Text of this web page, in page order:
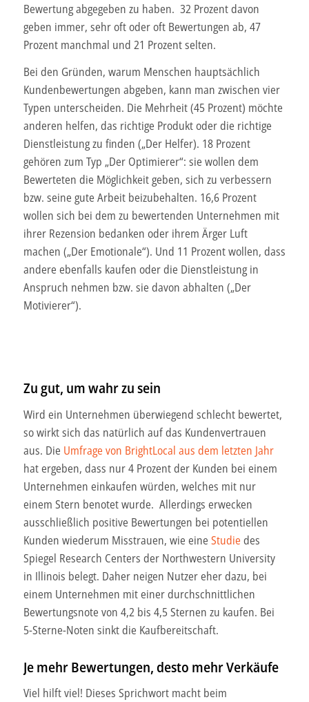
Bewertung abgegeben zu haben. 32 Prozent davon
geben immer, sehr oft oder oft Bewertungen ab, 47
Prozent manchmal und 21 Prozent selten.
Bei den Gründen, warum Menschen hauptsächlich
Kundenbewertungen abgeben, kann man zwischen vier
Typen unterscheiden. Die Mehrheit (45 Prozent) möchte
anderen helfen, das richtige Produkt oder die richtige
Dienstleistung zu finden („Der Helfer). 18 Prozent
gehören zum Typ „Der Optimierer“: sie wollen dem
Bewerteten die Möglichkeit geben, sich zu verbessern
bzw. seine gute Arbeit beizubehalten. 16,6 Prozent
wollen sich bei dem zu bewertenden Unternehmen mit
ihrer Rezension bedanken oder ihrem Ärger Luft
machen („Der Emotionale“). Und 11 Prozent wollen, dass
andere ebenfalls kaufen oder die Dienstleistung in
Anspruch nehmen bzw. sie davon abhalten („Der
Motivierer“).
Zu gut, um wahr zu sein
Wird ein Unternehmen überwiegend schlecht bewertet,
so wirkt sich das natürlich auf das Kundenvertrauen
aus. Die Umfrage von BrightLocal aus dem letzten Jahr
hat ergeben, dass nur 4 Prozent der Kunden bei einem
Unternehmen einkaufen würden, welches mit nur
einem Stern benotet wurde. Allerdings erwecken
ausschließlich positive Bewertungen bei potentiellen
Kunden wiederum Misstrauen, wie eine Studie des
Spiegel Research Centers der Northwestern University
in Illinois belegt. Daher neigen Nutzer eher dazu, bei
einem Unternehmen mit einer durchschnittlichen
Bewertungsnote von 4,2 bis 4,5 Sternen zu kaufen. Bei
5-Sterne-Noten sinkt die Kaufbereitschaft.
Je mehr Bewertungen, desto mehr Verkäufe
Viel hilft viel! Dieses Sprichwort macht beim